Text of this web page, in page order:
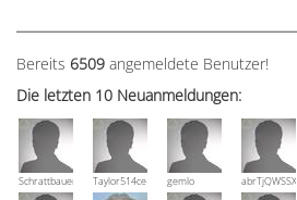
Bereits 6509 angemeldete Benutzer!
Die letzten 10 Neuanmeldungen:
Schrattbauer Taylor514ce gemlo